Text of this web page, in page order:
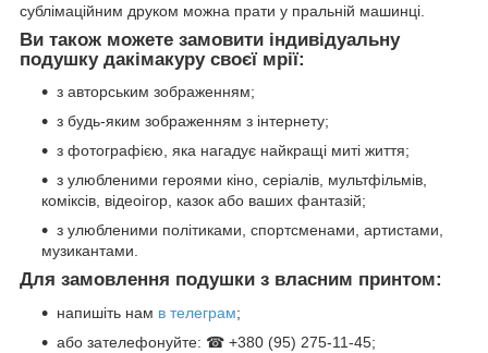
сублімаційним друком можна прати у пральній машинці.
Ви також можете замовити індивідуальну
подушку дакімакуру своєї мрії:
з авторським зображенням;
з будь-яким зображенням з інтернету;
з фотографією, яка нагадує найкращі миті життя;
з улюбленими героями кіно, серіалів, мультфільмів,
коміксів, відеоігор, казок або ваших фантазій;
з улюбленими політиками, спортсменами, артистами,
музикантами.
Для замовлення подушки з власним принтом:
напишіть нам в телеграм;
або зателефонуйте: ☎ +380 (95) 275-11-45;